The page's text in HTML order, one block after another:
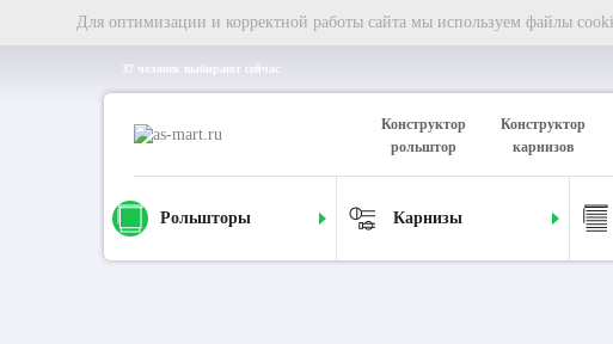
Для оптимизации и корректной работы сайта мы используем файлы
37 человек выбирают сейчас
Конструктор
рольштор
Конструктор
карнизов
Рольшторы Карнизы
Главная